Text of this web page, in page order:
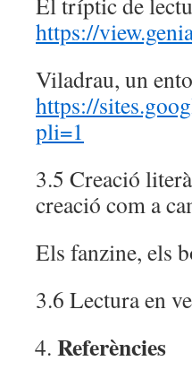
https://
Viladrau, un
https://
pli=1
3.5 Creació
creació com a
Els fanzine, els
3.6 Lectura en
Referències